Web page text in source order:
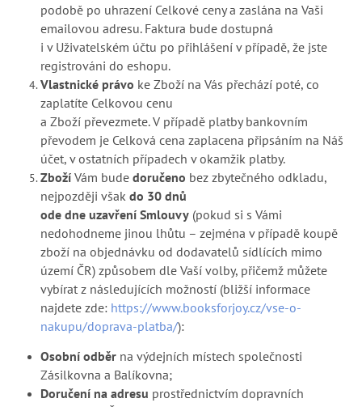
podobě po uhrazení Celkové ceny a zaslána na Vaši
emailovou adresu. Faktura bude dostupná
i v Uživatelském účtu po přihlášení v případě, že jste
registrováni do eshopu.
Vlastnické právo ke Zboží na Vás přechází poté, co
zaplatíte Celkovou cenu
a Zboží převezmete. V případě platby bankovním
převodem je Celková cena zaplacena připsáním na Náš
účet, v ostatních případech v okamžik platby.
Zboží Vám bude doručeno bez zbytečného odkladu,
nejpozději však do 30 dnů
ode dne uzavření Smlouvy (pokud si s Vámi
nedohodneme jinou lhůtu – zejména v případě koupě
zboží na objednávku od dodavatelů sídlících mimo
území ČR) způsobem dle Vaší volby, přičemž můžete
vybírat z následujících možností (bližší informace
najdete zde: https://www.booksforjoy.cz/vse-o-
nakupu/doprava-platba/):
Osobní odběr na výdejních místech společnosti
Zásilkovna a Balíkovna;
Doručení na adresu prostřednictvím dopravních